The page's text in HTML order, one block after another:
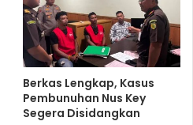
Berkas Lengkap, Kasus
Pembunuhan Nus Key
Segera Disidangkan